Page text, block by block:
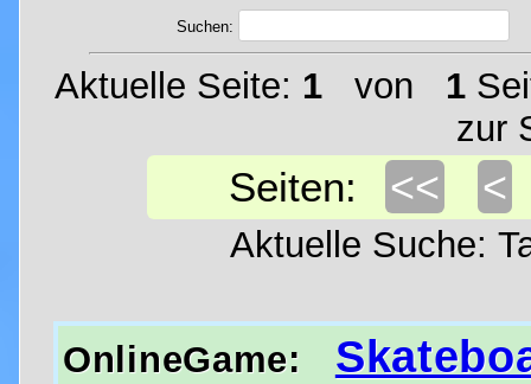
Suchen:
Aktuelle Seite: 1 von 1
zur
Seiten: << <
Aktuelle Suche:
OnlineGame: